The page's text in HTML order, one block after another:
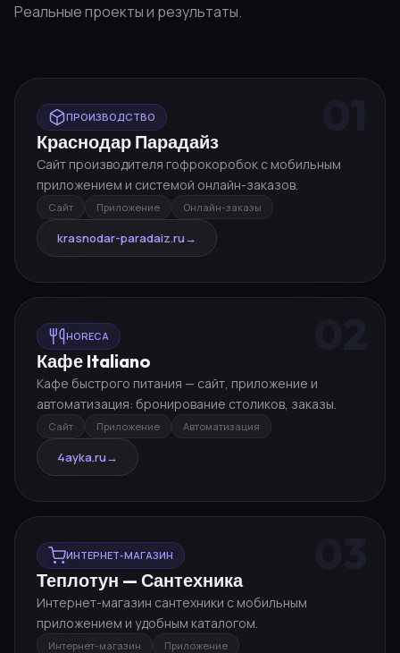
Реальные проекты и результаты.
ПРОИЗВОДСТВО
Краснодар Парадайз
Сайт производителя гофрокоробок с мобильным
приложением и системой онлайн-заказов.
Сайт Приложение Онлайн-заказы
krasnodar-paradaiz.ru→
HORECA
Кафе Italiano
Кафе быстрого питания — сайт, приложение и
автоматизация: бронирование столиков, заказы.
Сайт Приложение Автоматизация
4ayka.ru→
ИНТЕРНЕТ-МАГАЗИН
Теплотун — Сантехника
Интернет-магазин сантехники с мобильным
приложением и удобным каталогом.
Интернет-магазин Приложение